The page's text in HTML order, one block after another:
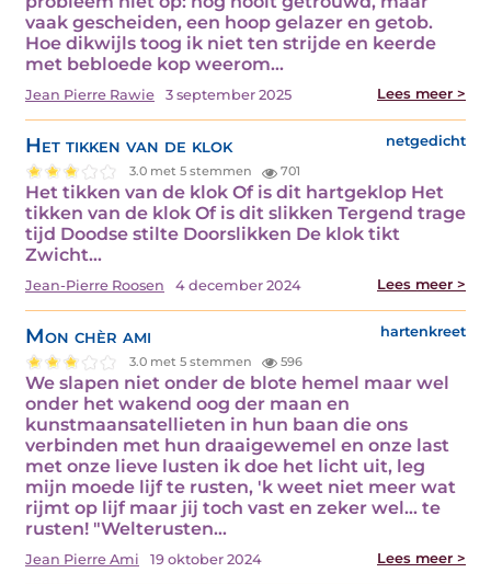
vaak gescheiden, een hoop gelazer en getob.
Hoe dikwijls toog ik niet ten strijde en keerde
met bebloede kop weerom…
Jean Pierre Rawie 3 september 2025 Lees meer >
Het tikken van de klok netgedicht
3.0 met 5 stemmen 701
Het tikken van de klok Of is dit hartgeklop Het
tikken van de klok Of is dit slikken Tergend trage
tijd Doodse stilte Doorslikken De klok tikt
Zwicht…
Jean-Pierre Roosen 4 december 2024 Lees meer >
Mon chèr ami hartenkreet
3.0 met 5 stemmen 596
We slapen niet onder de blote hemel maar wel
onder het wakend oog der maan en
kunstmaansatellieten in hun baan die ons
verbinden met hun draaigewemel en onze last
met onze lieve lusten ik doe het licht uit, leg
mijn moede lijf te rusten, 'k weet niet meer wat
rijmt op lijf maar jij toch vast en zeker wel... te
rusten! "Welterusten…
Jean Pierre Ami 19 oktober 2024 Lees meer >